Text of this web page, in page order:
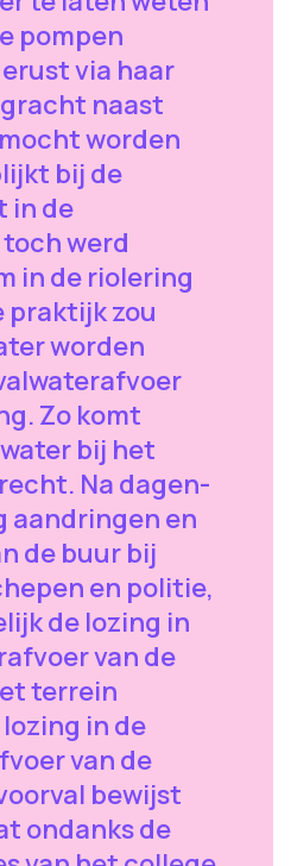
pompen
via haar
naast
worden
bij de
in de
werd
in de riolering
praktijk zou
worden
Zo komt
bij het
Na dagen-
aandringen en
de buur bij
en politie,
de lozing in
van de
terrein
in de
van de
bewijst
ondanks de